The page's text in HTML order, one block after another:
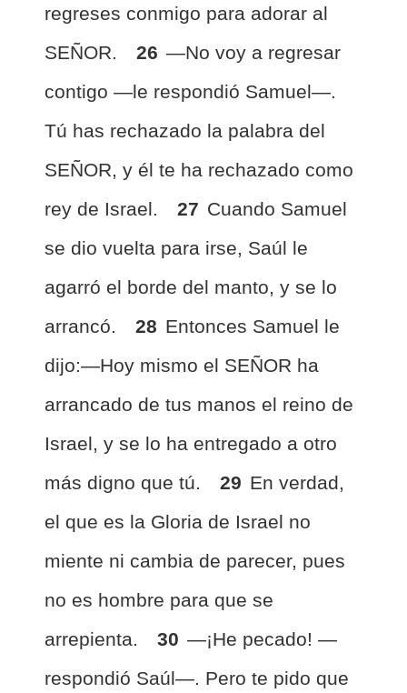
regreses conmigo para adorar al
SEÑOR.
26 —No voy a regresar
contigo —le respondió Samuel—.
Tú has rechazado la palabra del
SEÑOR, y él te ha rechazado como
rey de Israel.
27 Cuando Samuel
se dio vuelta para irse, Saúl le
agarró el borde del manto, y se lo
arrancó.
28 Entonces Samuel le
dijo:—Hoy mismo el SEÑOR ha
arrancado de tus manos el reino de
Israel, y se lo ha entregado a otro
más digno que tú.
29 En verdad,
el que es la Gloria de Israel no
miente ni cambia de parecer, pues
no es hombre para que se
arrepienta.
30 —¡He pecado! —
respondió Saúl—. Pero te pido que